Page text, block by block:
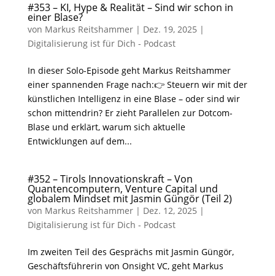
#353 – KI, Hype & Realität – Sind wir schon in
einer Blase?
von Markus Reitshammer| Dez. 19, 2025 |
Digitalisierung ist für Dich - Podcast
In dieser Solo-Episode geht Markus Reitshammer
einer spannenden Frage nach:👉 Steuern wir mit der
künstlichen Intelligenz in eine Blase – oder sind wir
schon mittendrin? Er zieht Parallelen zur Dotcom-
Blase und erklärt, warum sich aktuelle
Entwicklungen auf dem...
#352 – Tirols Innovationskraft – Von
Quantencomputern, Venture Capital und
globalem Mindset mit Jasmin Güngör (Teil 2)
von Markus Reitshammer| Dez. 12, 2025 |
Digitalisierung ist für Dich - Podcast
Im zweiten Teil des Gesprächs mit Jasmin Güngör,
Geschäftsführerin von Onsight VC, geht Markus